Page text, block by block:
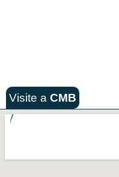
Visite a CMB